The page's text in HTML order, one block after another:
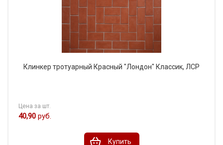
Клинкер тротуарный Красный "Лондон" Классик, ЛСР
Цена за шт.
40,90 руб.
Купить